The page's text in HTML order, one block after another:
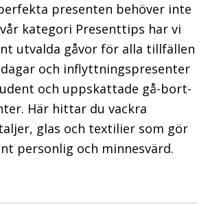
presenten behöver inte
kategori Presenttips har vi
utvalda gåvor för alla tillfällen
och inflyttningspresenter
och uppskattade gå-bort-
Här hittar du vackra
glas och textilier som gör
personlig och minnesvärd.